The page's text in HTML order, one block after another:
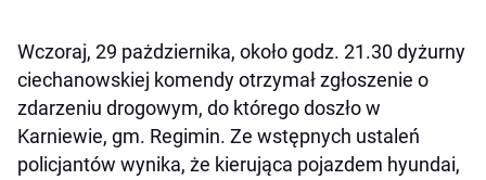
Wczoraj, 29 pażdziernika, około godz. 21.30 dyżurny
ciechanowskiej komendy otrzymał zgłoszenie o
zdarzeniu drogowym, do którego doszło w
Karniewie, gm. Regimin. Ze wstępnych ustaleń
policjantów wynika, że kierująca pojazdem hyundai,